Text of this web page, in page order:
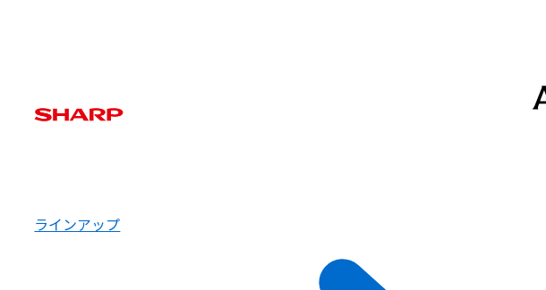
ラインアップ